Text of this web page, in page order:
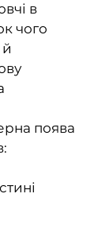
в
чого
поява